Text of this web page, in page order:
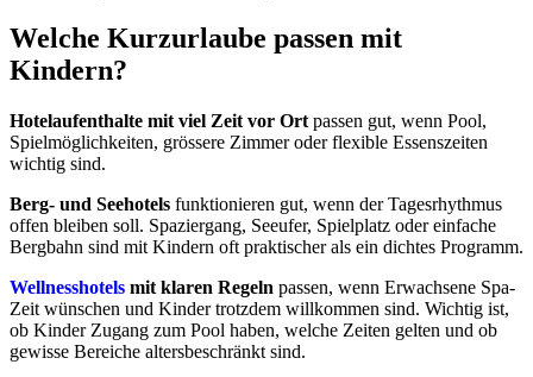
Welche Kurzurlaube passen mit
Kindern?
Hotelaufenthalte mit viel Zeit vor Ort passen gut, wenn Pool,
Spielmöglichkeiten, grössere Zimmer oder flexible Essenszeiten
wichtig sind.
Berg- und Seehotels funktionieren gut, wenn der Tagesrhythmus
offen bleiben soll. Spaziergang, Seeufer, Spielplatz oder einfache
Bergbahn sind mit Kindern oft praktischer als ein dichtes Programm.
Wellnesshotels mit klaren Regeln passen, wenn Erwachsene Spa-
Zeit wünschen und Kinder trotzdem willkommen sind. Wichtig ist,
ob Kinder Zugang zum Pool haben, welche Zeiten gelten und ob
gewisse Bereiche altersbeschränkt sind.